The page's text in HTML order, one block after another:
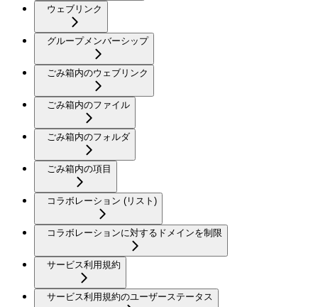
ウェブリンク
グループメンバーシップ
ごみ箱内のウェブリンク
ごみ箱内のファイル
ごみ箱内のフォルダ
ごみ箱内の項目
コラボレーション (リスト)
コラボレーションに対するドメインを制限
サービス利用規約
サービス利用規約のユーザーステータス